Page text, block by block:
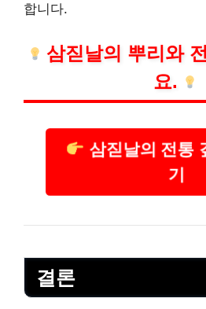
합니다.
삼짇날의 뿌리와
요.
삼짇날의 전통
기
결론